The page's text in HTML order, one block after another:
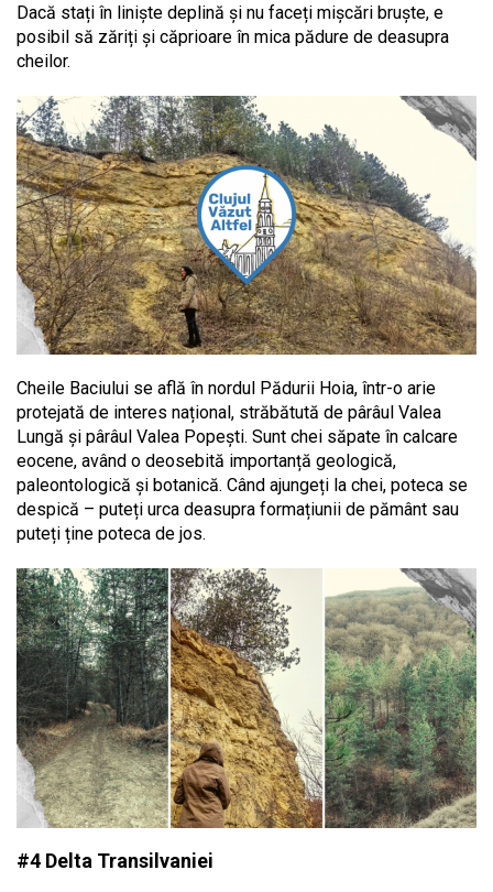
Dacă stați în liniște deplină și nu faceți mișcări bruște, e
posibil să zăriți și căprioare în mica pădure de deasupra
cheilor.
Cheile Baciului se află în nordul Pădurii Hoia, într-o arie
protejată de interes național, străbătută de pârâul Valea
Lungă și pârâul Valea Popești. Sunt chei săpate în calcare
eocene, având o deosebită importanță geologică,
paleontologică și botanică. Când ajungeți la chei, poteca se
despică – puteți urca deasupra formațiunii de pământ sau
puteți ține poteca de jos.
#4 Delta Transilvaniei